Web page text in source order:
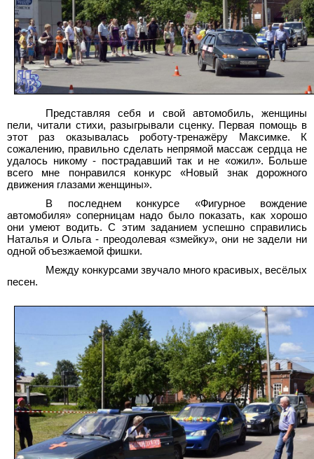
Представляя себя и свой автомобиль, женщины
пели, читали стихи, разыгрывали сценку. Первая помощь в
этот раз оказывалась роботу-тренажёру Максимке. К
сожалению, правильно сделать непрямой массаж сердца не
удалось никому - пострадавший так и не «ожил». Больше
всего мне понравился конкурс «Новый знак дорожного
движения глазами женщины».
В последнем конкурсе «Фигурное вождение
автомобиля» соперницам надо было показать, как хорошо
они умеют водить. С этим заданием успешно справились
Наталья и Ольга - преодолевая «змейку», они не задели ни
одной объезжаемой фишки.
Между конкурсами звучало много красивых, весёлых
песен.